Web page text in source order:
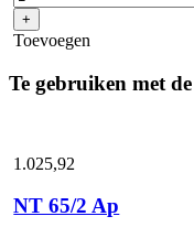
voor
stofafzuiging,
DN
aantal
+
Toevoegen
Te gebruiken met
1.025,92
NT 65/2 Ap